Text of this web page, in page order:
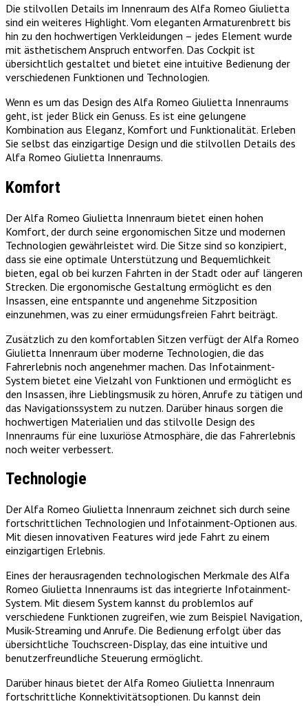
Die stilvollen Details im Innenraum des Alfa Romeo Giulietta
sind ein weiteres Highlight. Vom eleganten Armaturenbrett bis
hin zu den hochwertigen Verkleidungen – jedes Element wurde
mit ästhetischem Anspruch entworfen. Das Cockpit ist
übersichtlich gestaltet und bietet eine intuitive Bedienung der
verschiedenen Funktionen und Technologien.
Wenn es um das Design des Alfa Romeo Giulietta Innenraums
geht, ist jeder Blick ein Genuss. Es ist eine gelungene
Kombination aus Eleganz, Komfort und Funktionalität. Erleben
Sie selbst das einzigartige Design und die stilvollen Details des
Alfa Romeo Giulietta Innenraums.
Komfort
Der Alfa Romeo Giulietta Innenraum bietet einen hohen
Komfort, der durch seine ergonomischen Sitze und modernen
Technologien gewährleistet wird. Die Sitze sind so konzipiert,
dass sie eine optimale Unterstützung und Bequemlichkeit
bieten, egal ob bei kurzen Fahrten in der Stadt oder auf längeren
Strecken. Die ergonomische Gestaltung ermöglicht es den
Insassen, eine entspannte und angenehme Sitzposition
einzunehmen, was zu einer ermüdungsfreien Fahrt beiträgt.
Zusätzlich zu den komfortablen Sitzen verfügt der Alfa Romeo
Giulietta Innenraum über moderne Technologien, die das
Fahrerlebnis noch angenehmer machen. Das Infotainment-
System bietet eine Vielzahl von Funktionen und ermöglicht es
den Insassen, ihre Lieblingsmusik zu hören, Anrufe zu tätigen und
das Navigationssystem zu nutzen. Darüber hinaus sorgen die
hochwertigen Materialien und das stilvolle Design des
Innenraums für eine luxuriöse Atmosphäre, die das Fahrerlebnis
noch weiter verbessert.
Technologie
Der Alfa Romeo Giulietta Innenraum zeichnet sich durch seine
fortschrittlichen Technologien und Infotainment-Optionen aus.
Mit diesen innovativen Features wird jede Fahrt zu einem
einzigartigen Erlebnis.
Eines der herausragenden technologischen Merkmale des Alfa
Romeo Giulietta Innenraums ist das integrierte Infotainment-
System. Mit diesem System kannst du problemlos auf
verschiedene Funktionen zugreifen, wie zum Beispiel Navigation,
Musik-Streaming und Anrufe. Die Bedienung erfolgt über das
übersichtliche Touchscreen-Display, das eine intuitive und
benutzerfreundliche Steuerung ermöglicht.
Darüber hinaus bietet der Alfa Romeo Giulietta Innenraum
fortschrittliche Konnektivitätsoptionen. Du kannst dein